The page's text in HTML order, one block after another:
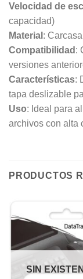
Velocidad de
capacidad)
Material :
Compatibilidad :
versiones
Características:
tapa deslizable
Uso: Ideal para
archivos con alta
PRODUCTOS
SIN